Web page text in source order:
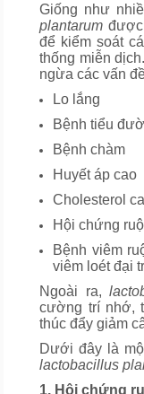
Giống như
plantarum được
để kiểm soát
thống miễn
ngừa các vấn
Lo lắng
Bệnh tiểu
Bệnh chàm
Huyết áp cao
Cholesterol
Hội chứng
Bệnh viêm
viêm loét đại
Ngoài ra,
cường trí nhớ,
thúc đẩy giảm
Dưới đây là
lactobacillus
1. Hội chứng